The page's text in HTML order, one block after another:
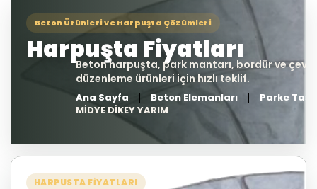
Ana Sayfa Beton Elemanları
Parke Taşı
MİDYE DİKEY YARIM
HARPUSTA FIYATLARI